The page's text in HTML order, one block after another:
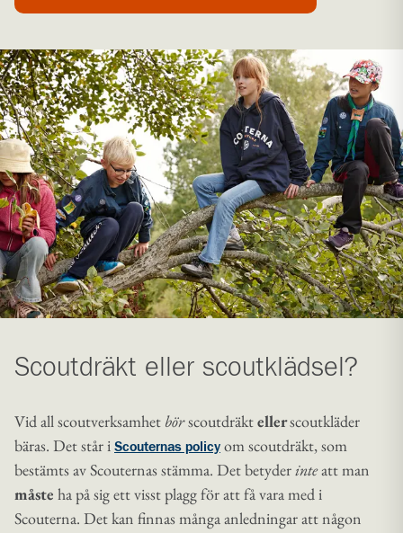
Scoutdräkt eller scoutklädsel?
Vid all scoutverksamhet börscoutdräktellerscoutkläder
bäras. Det står i Scouternas policy om scoutdräkt, som
bestämts av Scouternas stämma. Det betyderinteatt man
måste ha på sig ett visst plagg för att få vara med i
Scouterna. Det kan finnas många anledningar att någon